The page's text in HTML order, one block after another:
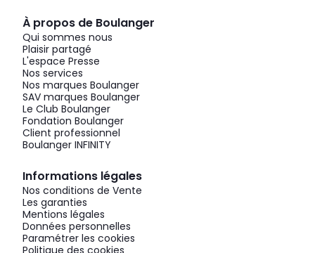
À propos de Boulanger
Qui sommes nous
Plaisir partagé
L'espace Presse
Nos services
Nos marques Boulanger
SAV marques Boulanger
Le Club Boulanger
Fondation Boulanger
Client professionnel
Boulanger INFINITY
Informations légales
Nos conditions de Vente
Les garanties
Mentions légales
Données personnelles
Paramétrer les cookies